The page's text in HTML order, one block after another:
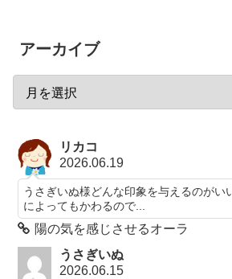
アーカイブ
リカコ
2026.06.19
うさぎいぬ様どんな印象を与えるのがい
によってもかわるので...
陽の気を感じさせるオーラ
うさぎいぬ
2026.06.15